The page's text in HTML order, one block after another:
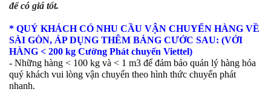
để có giá tốt.
* QUÝ KHÁCH CÓ NHU CẦU VẬN CHUYỂN HÀNG VỀ
SÀI GÒN, ÁP DỤNG THÊM BẢNG CƯỚC SAU: (VỚI
HÀNG < 200 kg Cường Phát chuyển Viettel)
- Những hàng < 100 kg và < 1 m3 để đảm bảo quản lý hàng hóa
quý khách vui lòng vận chuyển theo hình thức chuyển phát
nhanh.